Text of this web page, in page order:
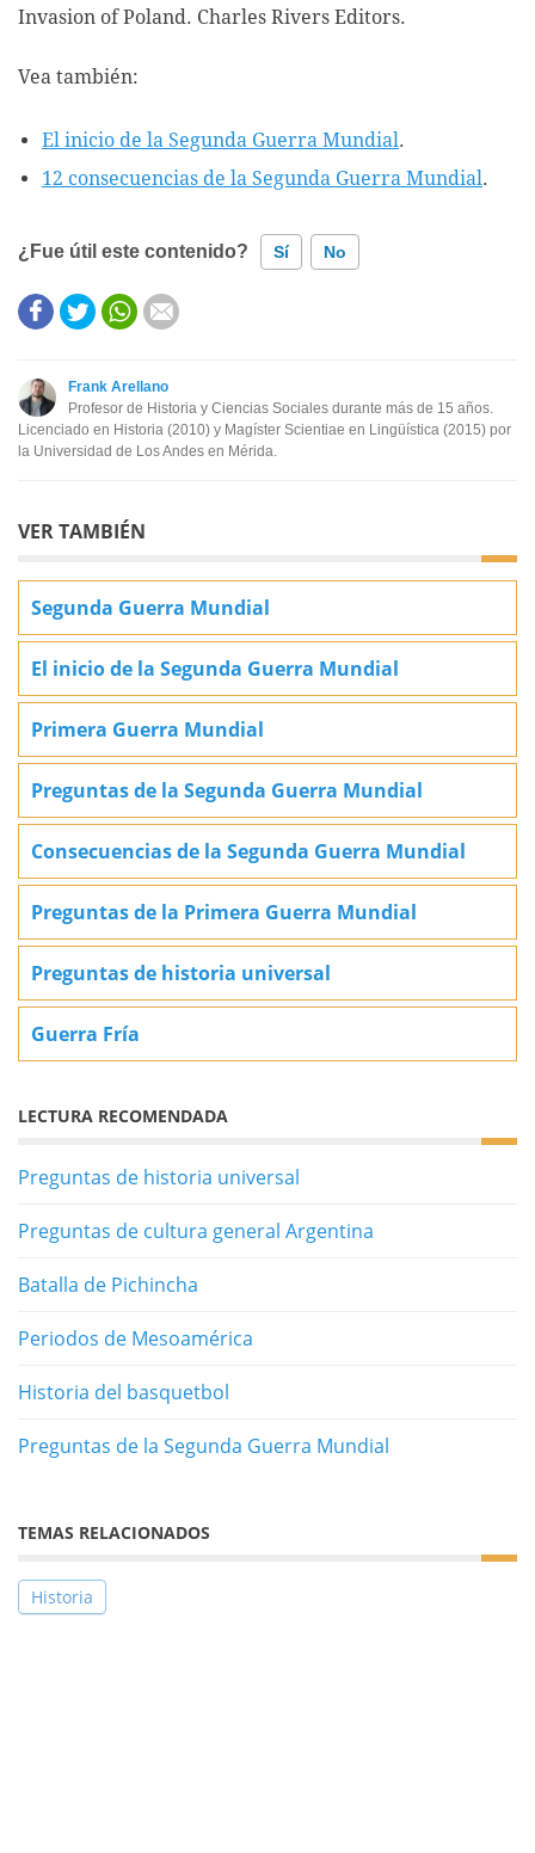
Invasion of Poland. Charles Rivers Editors.
Vea también:
El inicio de la Segunda Guerra Mundial.
12 consecuencias de la Segunda Guerra Mundial.
¿Fue útil este contenido? Sí No
Este contenido contiene información incorrecta
Otro
Frank Arellano
Profesor de Historia y Ciencias Sociales durante más de 15 años.
Licenciado en Historia (2010) y Magíster Scientiae en Lingüística (2015) por
la Universidad de Los Andes en Mérida.
VER TAMBIÉN
Segunda Guerra Mundial
El inicio de la Segunda Guerra Mundial
Primera Guerra Mundial
Preguntas de la Segunda Guerra Mundial
Consecuencias de la Segunda Guerra Mundial
Preguntas de la Primera Guerra Mundial
Preguntas de historia universal
Guerra Fría
LECTURA RECOMENDADA
Preguntas de historia universal
Preguntas de cultura general Argentina
Batalla de Pichincha
Periodos de Mesoamérica
Historia del basquetbol
Preguntas de la Segunda Guerra Mundial
TEMAS RELACIONADOS
Historia